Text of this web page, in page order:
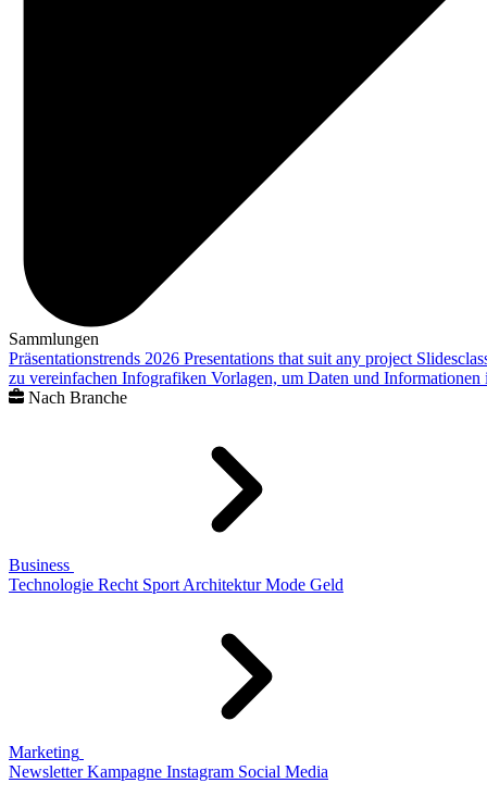
Sammlungen
Präsentationstrends 2026 Presentations that suit any project
zu vereinfachen Infografiken Vorlagen, um Daten und
Nach Branche
Business
Technologie Recht Sport Architektur Mode Geld
Marketing
Newsletter Kampagne Instagram Social Media